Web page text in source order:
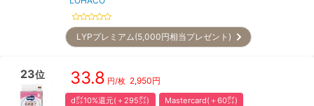
LYPプレミアム(5,000円相当プレゼント)
23位 33.8 円/枚 2,950円
d㌽10%還元(＋295㌽) Mastercard(＋60㌽)